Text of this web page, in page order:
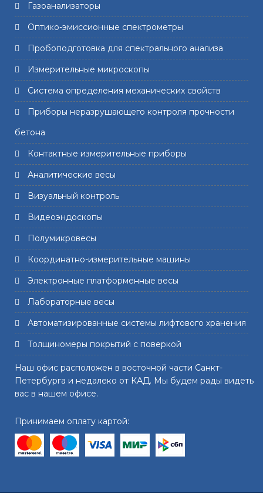
Газоанализаторы
Оптико-эмиссионные спектрометры
Пробоподготовка для спектрального анализа
Измерительные микроскопы
Система определения механических свойств
Приборы неразрушающего контроля прочности
бетона
Контактные измерительные приборы
Аналитические весы
Визуальный контроль
Видеоэндоскопы
Полумикровесы
Координатно-измерительные машины
Электронные платформенные весы
Лабораторные весы
Автоматизированные системы лифтового хранения
Толщиномеры покрытий с поверкой
Наш офис расположен в восточной части Санкт-
Петербурга и недалеко от КАД. Мы будем рады видеть
вас в нашем офисе.
Принимаем оплату картой: